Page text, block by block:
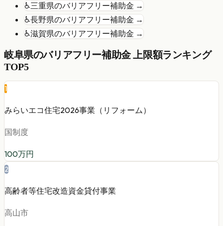
♿三重県のバリアフリー補助金 →
♿長野県のバリアフリー補助金 →
♿滋賀県のバリアフリー補助金 →
岐阜県のバリアフリー補助金 上限額ランキング
TOP5
1
みらいエコ住宅2026事業（リフォーム）
国制度
100万円
2
高齢者等住宅改造資金貸付事業
高山市